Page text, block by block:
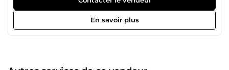
HTML, CSS, JavaScript, Tailwind CSS, PHP, MySQL, Python,
Laravel, React et Three.js. En complément, mes
compétences en design UI/UX et en graphisme me
fiables, efficaces et adaptées à vos besoins, tout en
En savoir plus